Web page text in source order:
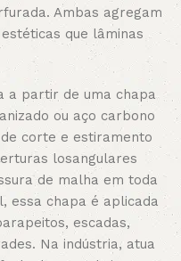
Ambas agregam
que lâminas
a partir de uma chapa
ou aço carbono
corte e estiramento
losangulares
de malha em toda
essa chapa é aplicada
escadas,
Na indústria, atua